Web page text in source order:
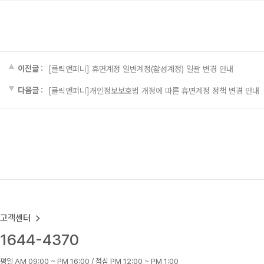
이전글 : [클릭앤퍼니] 휴면계정 일반계정(활성계정) 일괄 변경 안내
다음글 : [클릭앤퍼니]개인정보보호법 개정에 따른 휴면계정 정책 변경 안내
고객센터
1644-4370
평일 AM 09:00 ~ PM 16:00 / 점심 PM 12:00 ~ PM 1:00